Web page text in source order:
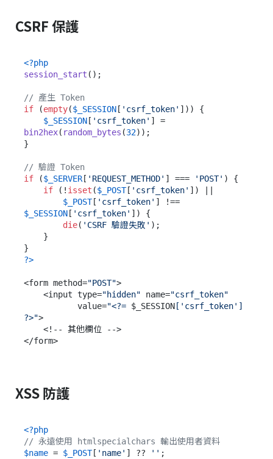
CSRF 保護
<?php
session_start ();
// 產生 Token
if (empty($_SESSION [ 'csrf_token' ])) {
$_SESSION [ 'csrf_token'
bin2hex( random_bytes (32));
}
// 驗證 Token
if ($_SERVER [ 'REQUEST_METHOD' ] === 'POST' ) {
if (! isset ($_POST[ 'csrf_token' ]) ||
$_POST[ 'csrf_token'
$_SESSION [ 'csrf_token' ]) {
die( 'CSRF 驗證失敗' );
?>
<form method="POST">
    <input type=
"hidden" name="csrf_token"
           value=
"<?= $_SESSION ['csrf_token']
?>">
XSS 防護
<?php
// 永遠使用 htmlspecialchars 輸出使用者資料
$name = $_POST[ 'name' ] ?? ''